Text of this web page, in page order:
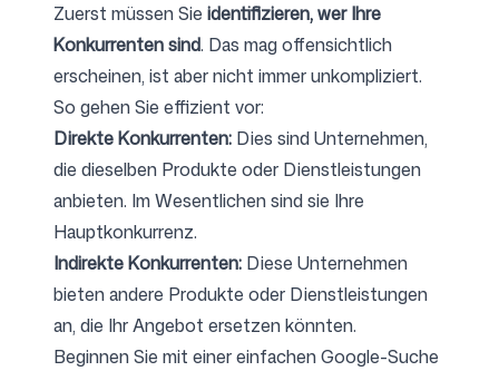
Zuerst müssen Sie identifizieren, wer Ihre
Konkurrenten sind. Das mag offensichtlich
erscheinen, ist aber nicht immer unkompliziert.
So gehen Sie effizient vor:
Direkte Konkurrenten: Dies sind Unternehmen,
die dieselben Produkte oder Dienstleistungen
anbieten. Im Wesentlichen sind sie Ihre
Hauptkonkurrenz.
Indirekte Konkurrenten: Diese Unternehmen
bieten andere Produkte oder Dienstleistungen
an, die Ihr Angebot ersetzen könnten.
Beginnen Sie mit einer einfachen Google-Suche